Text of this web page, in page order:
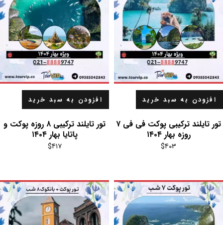
افزودن به سبد خرید
تور تایلند ترکیبی پوکت فی فی ۷
روزه بهار ۱۴۰۴
$۴۰۳
افزودن به سبد خرید
تور تایلند ترکیبی ۸ روزه پوکت و
پاتایا بهار ۱۴۰۴
$۴۱۷